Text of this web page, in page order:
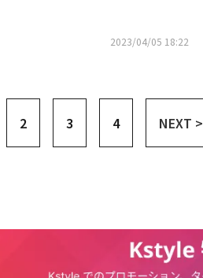
WOMAN FIGHTER」制作発表会に出席・
2」の熱気をヒートアップさせた。特に
2はグローバル化しただけに、各国のアーテ
のリーダーであるHoney Jは投票をPRし、
のリア・キムがリーダーを務める1MILLIO
を魅了したヤングジェネレーションクル
私の特別な出産準備。ラブ（胎名）に会う
らないと思ったし、良い機会で多くの方に
2023/04/05 18:22
2 3 4 NEXT >